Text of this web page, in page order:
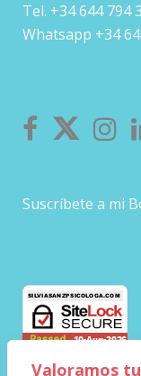
Valoramos
Tel. +34 644 794
Whatsapp +34
Suscríbete a mi